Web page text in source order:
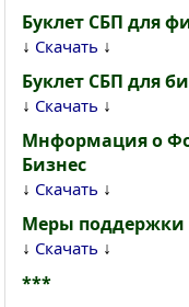
Буклет СБП для
↓ Скачать ↓
Буклет СБП для
↓ Скачать ↓
Мнформация о
Бизнес
↓ Скачать ↓
Меры поддержки
↓ Скачать ↓
***